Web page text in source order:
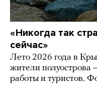
«Никогда так
сейчас»
Лето 2026 года в
жители полуострова
работы и туристов.